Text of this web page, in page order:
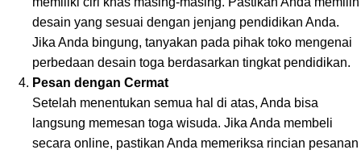
desain yang sesuai dengan jenjang pendidikan Anda.
Jika Anda bingung, tanyakan pada pihak toko mengenai
perbedaan desain toga berdasarkan tingkat pendidikan.
Pesan dengan Cermat
Setelah menentukan semua hal di atas, Anda bisa
langsung memesan toga wisuda. Jika Anda membeli
secara online, pastikan Anda memeriksa rincian pesanan